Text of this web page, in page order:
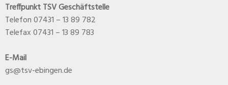
Treffpunkt TSV Geschäftstelle
Telefon 07431 – 13 89 782
Telefax 07431 – 13 89 783
E-Mail
gs@tsv-ebingen.de